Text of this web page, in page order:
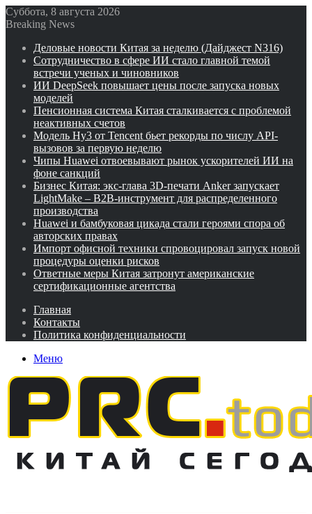
Суббота, 8 августа 2026
Breaking News
Деловые новости Китая за неделю (Дайджест N316)
Сотрудничество в сфере ИИ стало главной темой
встречи ученых и чиновников
ИИ DeepSeek повышает цены после запуска новых
моделей
Пенсионная система Китая сталкивается с проблемой
неактивных счетов
Модель Hy3 от Tencent бьет рекорды по числу API-
вызовов за первую неделю
Чипы Huawei отвоевывают рынок ускорителей ИИ на
фоне санкций
Бизнес Китая: экс-глава 3D-печати Anker запускает
LightMake – B2B-инструмент для распределенного
производства
Huawei и бамбуковая цикада стали героями спора об
авторских правах
Импорт офисной техники спровоцировал запуск новой
процедуры оценки рисков
Ответные меры Китая затронут американские
сертификационные агентства
Главная
Контакты
Политика конфиденциальности
Меню